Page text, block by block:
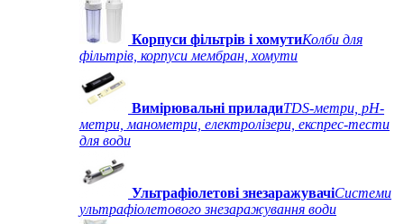
Корпуси фільтрів і хомутиКолби для
фільтрів, корпуси мембран, хомути
Вимірювальні приладиTDS-метри, рН-
метри, манометри, електролізери, експрес-тести
для води
Ультрафіолетові знезаражувачіСистеми
ультрафіолетового знезаражування води